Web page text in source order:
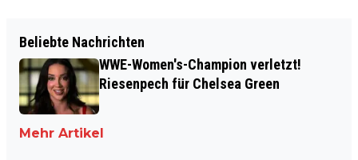
Beliebte Nachrichten
WWE-Women's-Champion verletzt!
Riesenpech für Chelsea Green
Mehr Artikel